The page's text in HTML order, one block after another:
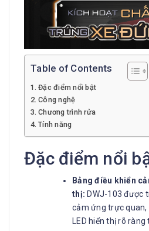
Table of Contents
Đặc điểm nổi bật
Công nghệ
Chương trình rửa
Tính năng
Đặc điểm nổi
Bảng điều khiển
thị: DWJ-103 được
cảm ứng trực quan,
LED hiển thị rõ